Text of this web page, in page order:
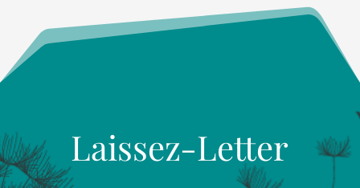
Laissez-Letter